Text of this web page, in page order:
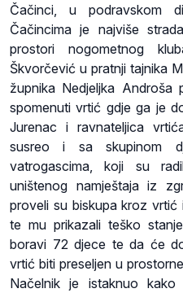
Čačinci, u podravskom
Čačincima je najviše
prostori nogometnog
Škvorčević u pratnji tajnika
župnika Nedjeljka
spomenuti vrtić gdje ga je
Jurenac i ravnateljica
susreo i sa skupinom
vatrogascima, koji su
uništenog namještaja iz
proveli su biskupa kroz
te mu prikazali teško
boravi 72 djece te da će
vrtić biti preseljen u
Načelnik je istaknuo